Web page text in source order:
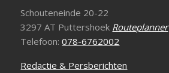
Schouteneinde 20-22
3297 AT Puttershoek Routeplanner
Telefoon:078-6762002
Redactie & Persberichten